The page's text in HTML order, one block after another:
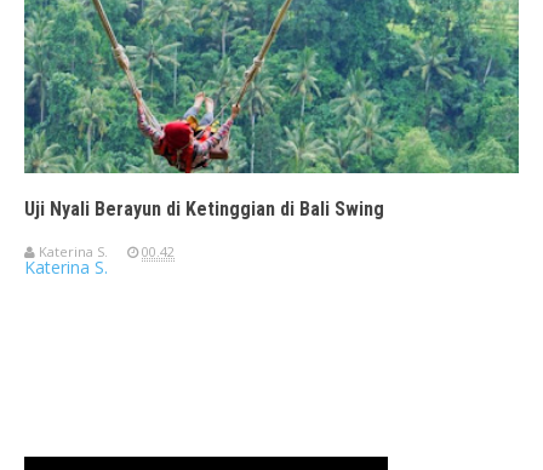
Uji Nyali Berayun di Ketinggian di Bali Swing
Katerina S. 00.42
Katerina S.